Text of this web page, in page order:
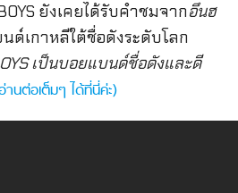
ยังเคยได้รับคำชมจากอึนฮ
ด์เกาหลีใต้ชื่อดังระดับโลก
เป็นบอยแบนด์ชื่อดังและดี
านต่อเต็มๆ ได้ที่นี่ค่ะ)